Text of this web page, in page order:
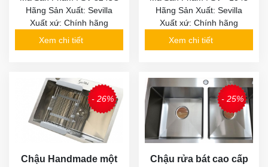
Hãng Sản Xuất: Sevilla
Xuất xứ: Chính hãng
Xem chi tiết
Hãng Sản Xuất: Sevilla
Xuất xứ: Chính hãng
Xem chi tiết
- 26%
Chậu Handmade một
- 25%
Chậu rửa bát cao cấp